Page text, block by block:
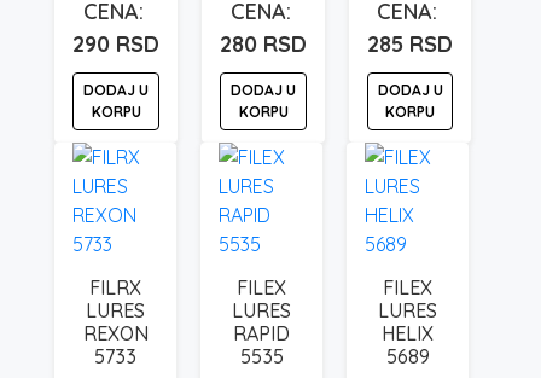
290 RSD
DODAJ U
KORPU
280 RSD
DODAJ U
KORPU
285 RSD
DODAJ U
KORPU
FILRX
LURES
REXON
5733
FILEX
LURES
RAPID
5535
FILEX
LURES
HELIX
5689